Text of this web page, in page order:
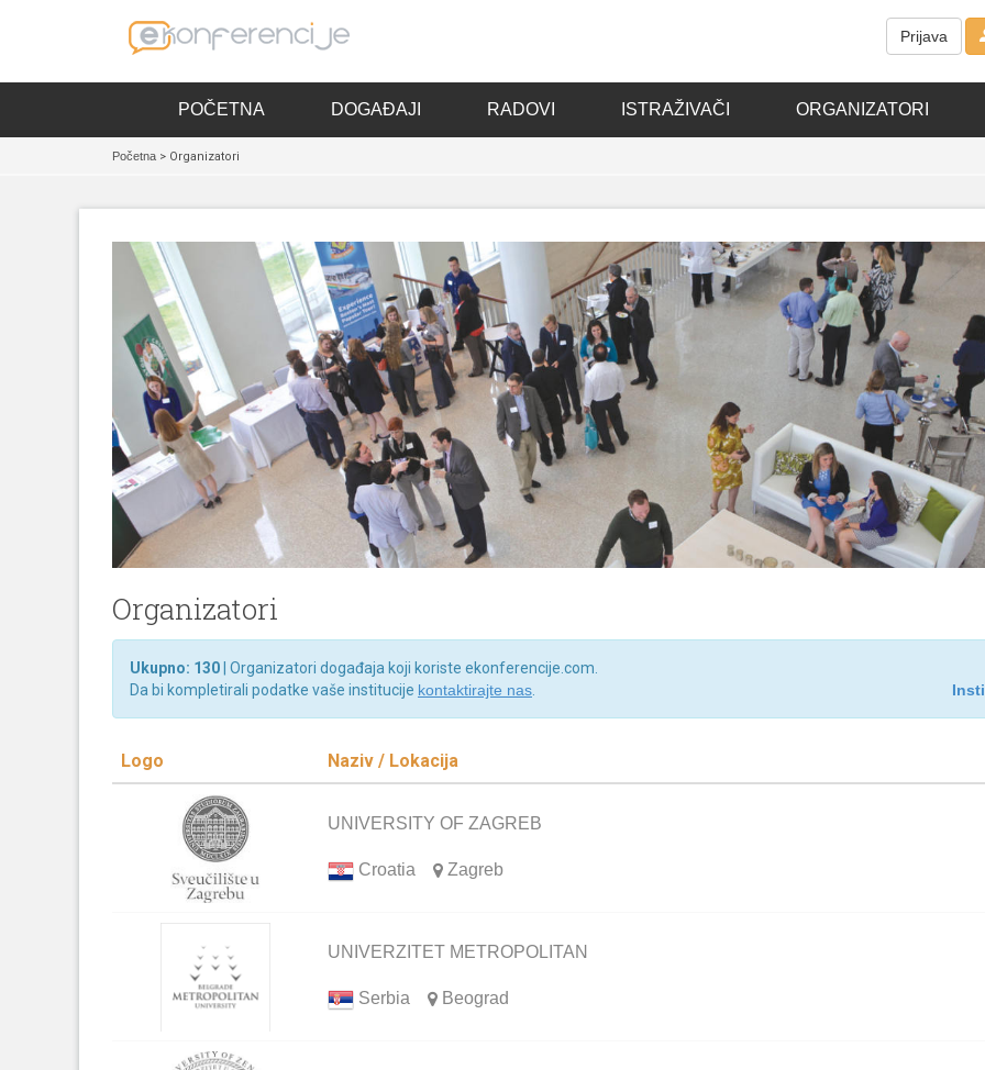
Prijava
POČETNA DOGAĐAJI RADOVI ISTRAŽIVAČI ORGANIZATORI
Početna > Organizatori
Organizatori
Ukupno: 130 | Organizatori događaja koji koriste ekonferencije.com.
Da bi kompletirali podatke vaše institucije kontaktirajte nas.
Logo Naziv / Lokacija
UNIVERSITY OF ZAGREB
Croatia Zagreb
UNIVERZITET METROPOLITAN
Serbia Beograd